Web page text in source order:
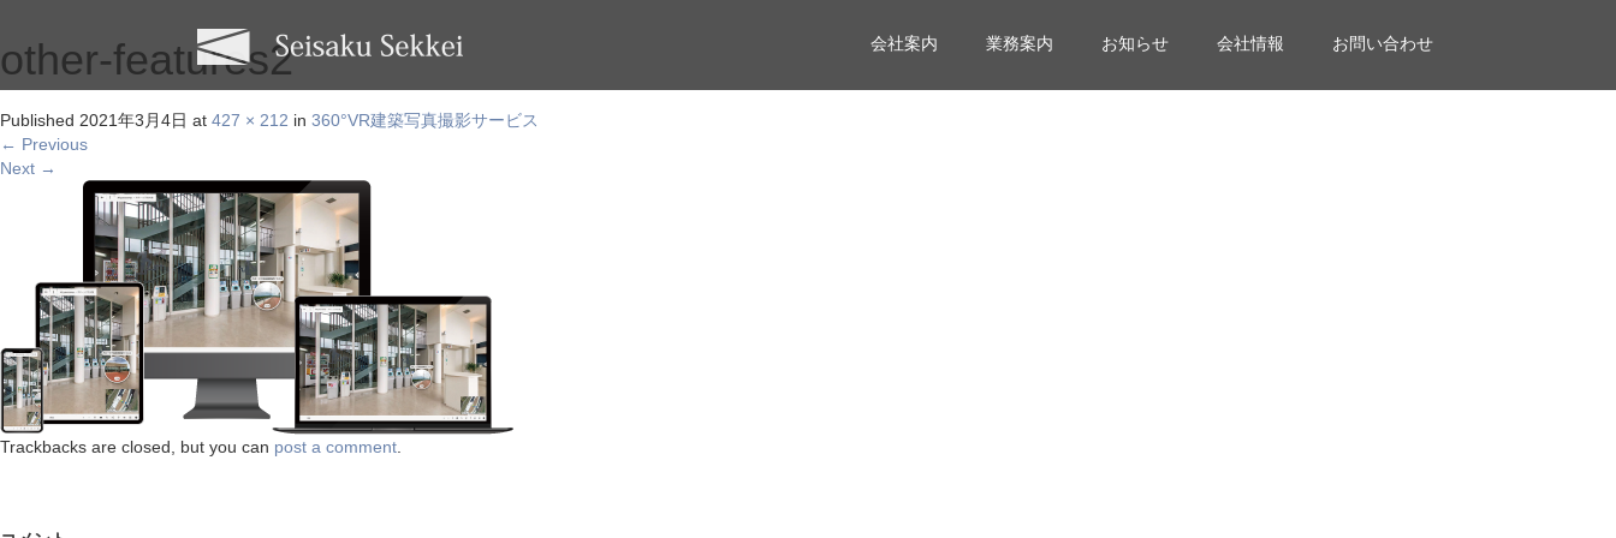
会社案内 業務案内 お知らせ 会社情報 お問い合わせ
other-features2
Published 2021年3月4日 at 427 × 212 in 360°VR建築写真撮影サービス
← Previous
Next →
Trackbacks are closed, but you can post a comment